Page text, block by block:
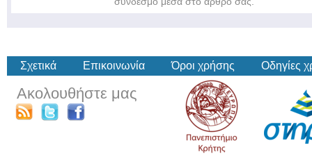
Σχετικά Επικοινωνία Όροι χρήσης Οδηγίες
Ακολουθήστε μας